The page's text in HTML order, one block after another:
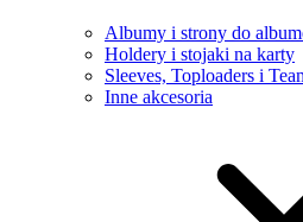
Albumy i strony do
Holdery i stojaki na karty
Sleeves, Toploaders i
Inne akcesoria